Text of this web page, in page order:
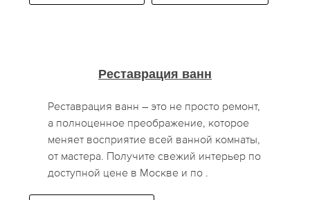
Реставрация ванн
Реставрация ванн – это не просто ремонт,
а полноценное преображение, которое
меняет восприятие всей ванной комнаты,
от мастера. Получите свежий интерьер по
доступной цене в Москве и по .